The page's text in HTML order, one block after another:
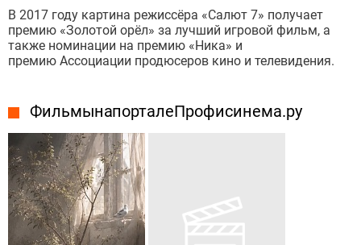
В 2017 году картина режиссёра «Салют 7» получает
премию «Золотой орёл» за лучший игровой фильм, а
также номинации на премию «Ника» и
премию Ассоциации продюсеров кино и телевидения.
Фильмы на портале Профисинема.ру